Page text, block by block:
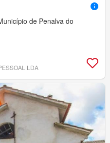
de Penalva do
LDA